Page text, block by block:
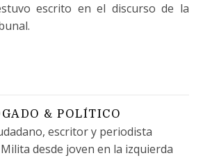
escrito en el discurso de la
& POLÍTICO
escritor y periodista
desde joven en la izquierda